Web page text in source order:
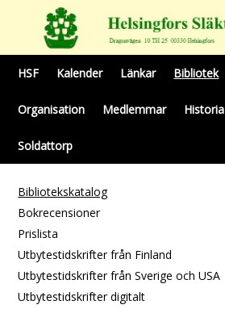
HSF Kalender Länkar Bibliotek
Organisation Medlemmar Historia
Soldattorp
Bibliotekskatalog
Bokrecensioner
Prislista
Utbytestidskrifter från Finland
Utbytestidskrifter från Sverige och USA
Utbytestidskrifter digitalt